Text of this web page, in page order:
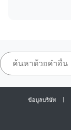
ข้อมูลบริษัท